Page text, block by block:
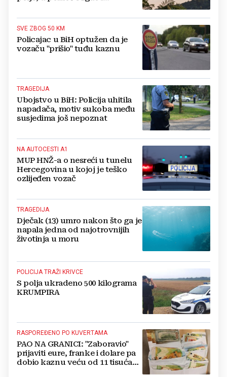
SVE ZBOG 50 KM
Policajac u BiH optužen da je
vozaču "prišio" tuđu kaznu
TRAGEDIJA
Ubojstvo u BiH: Policija uhitila
napadača, motiv sukoba među
susjedima još nepoznat
NA AUTOCESTI A1
MUP HNŽ-a o nesreći u tunelu
Hercegovina u kojoj je teško
ozlijeđen vozač
TRAGEDIJA
Dječak (13) umro nakon što ga je
napala jedna od najotrovnijih
životinja u moru
POLICIJA TRAŽI KRIVCE
S polja ukradeno 500 kilograma
KRUMPIRA
RASPOREĐENO PO KUVERTAMA
PAO NA GRANICI: "Zaboravio"
prijaviti eure, franke i dolare pa
dobio kaznu veću od 11 tisuća